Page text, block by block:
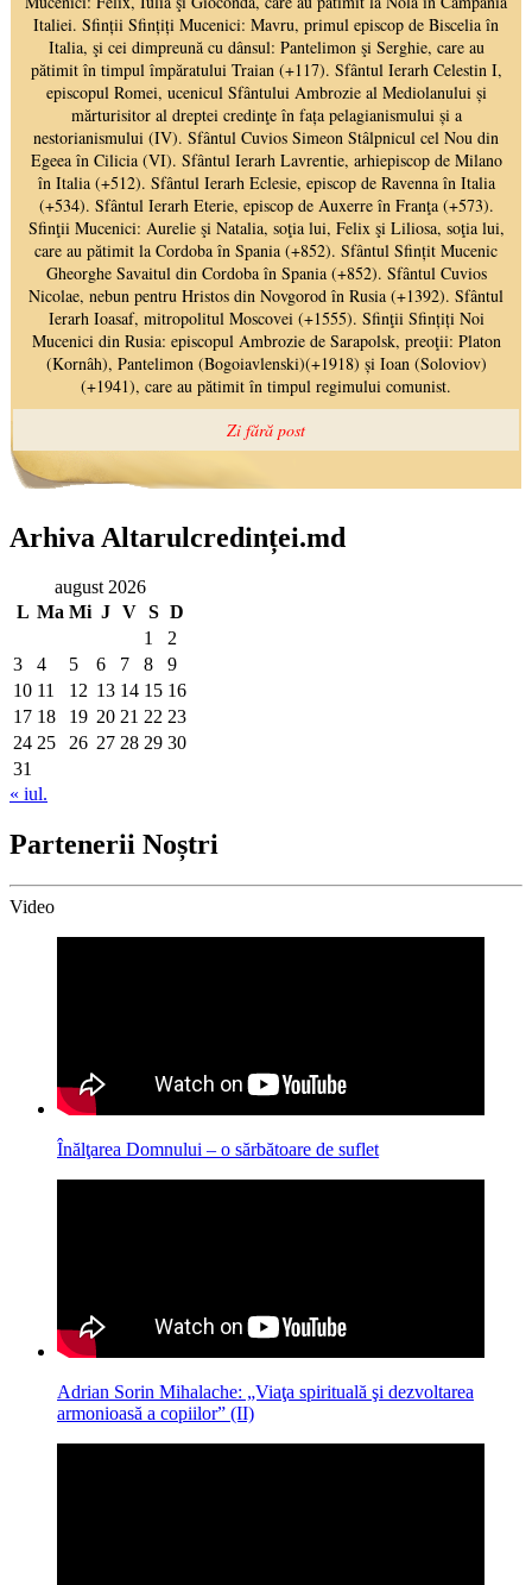
Arhiva Altarulcredinței.md
august 2026
L Ma Mi J V S D
1
2
3
4 5 6 7 8
9
10 11 12 13 14 15 16
17 18 19 20 21 22 23
24 25 26 27 28 29 30
31
« iul.
Partenerii Noștri
Video
Înălţarea Domnului – o sărbătoare de suflet
Adrian Sorin Mihalache: „Viaţa spirituală şi dezvoltarea
armonioasă a copiilor” (II)